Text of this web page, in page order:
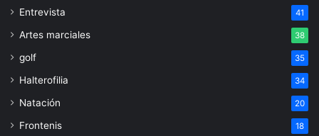
Entrevista 41
Artes marciales 38
golf 35
Halterofilia 34
Natación 20
Frontenis 18